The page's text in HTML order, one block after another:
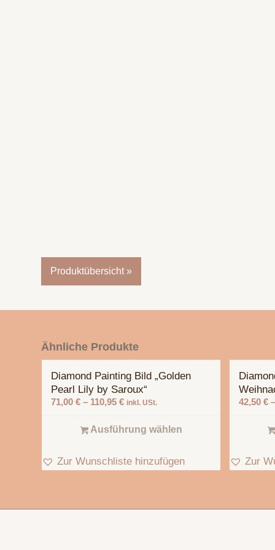
Produktübersicht »
Ähnliche Produkte
Diamond Painting Bild „Golden
Pearl Lily by Saroux“
71,00 € – 110,95 € inkl. USt.
Ausführung wählen
Zur Wunschliste hinzufügen
42,50 €–
Zur